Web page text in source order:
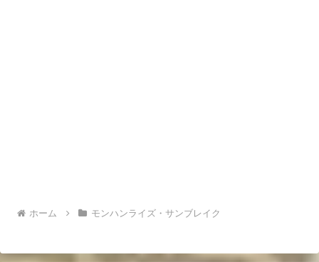
ホーム モンハンライズ・サンブレイク